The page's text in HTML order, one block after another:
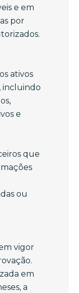
e em
por
ativos
incluindo
e
que
ou
vigor
em
a